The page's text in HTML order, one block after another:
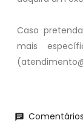
Caso
mais
chat